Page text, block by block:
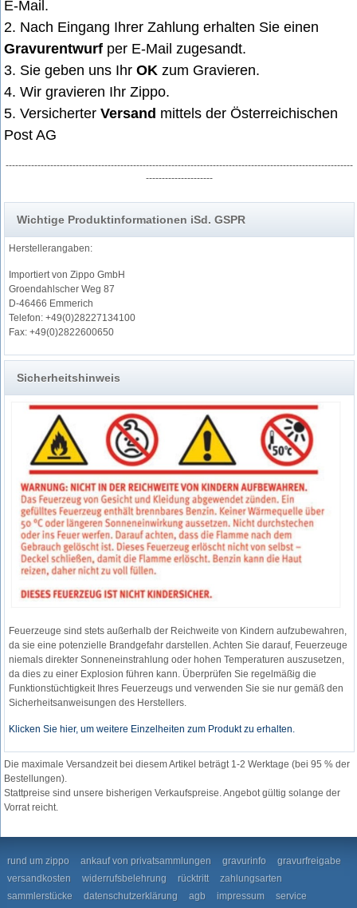
E-Mail .
2. Nach Eingang Ihrer Zahlung erhalten Sie einen
Gravurentwurf per E-Mail zugesandt.
3. Sie geben uns IhrOK zum Gravieren.
4. Wir gravieren Ihr Zippo.
5. VersicherterVersand mittels der Österreichischen
Post AG
-------------------------------------------------------------------------------------------------------------
---------------------
Wichtige Produktinformationen iSd. GSPR
Herstellerangaben:
Importiert von Zippo GmbH
Groendahlscher Weg 87
D-46466 Emmerich
Telefon: +49(0)28227134100
Fax: +49(0)2822600650
Sicherheitshinweis
Feuerzeuge sind stets außerhalb der Reichweite von Kindern aufzubewahren,
da sie eine potenzielle Brandgefahr darstellen. Achten Sie darauf, Feuerzeuge
niemals direkter Sonneneinstrahlung oder hohen Temperaturen auszusetzen,
da dies zu einer Explosion führen kann. Überprüfen Sie regelmäßig die
Funktionstüchtigkeit Ihres Feuerzeugs und verwenden Sie sie nur gemäß den
Sicherheitsanweisungen des Herstellers.
Klicken Sie hier, um weitere Einzelheiten zum Produkt zu erhalten.
Die maximale Versandzeit bei diesem Artikel beträgt 1-2 Werktage (bei 95 % der
Bestellungen).
Stattpreise sind unsere bisherigen Verkaufspreise. Angebot gültig solange der
Vorrat reicht.
rund um zippo ankauf von privatsammlungen gravurinfo
gravurfreigabe
versandkosten
widerrufsbelehrung rücktritt
zahlungsarten
sammlerstücke
datenschutzerklärung agb impressum
service